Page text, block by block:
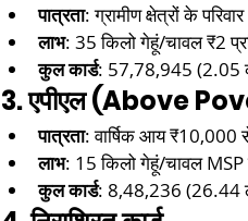
पात्रता: ग्रामीण क्षेत्रों के परिवार
लाभ: 35 किलो गेहूं/चावल ₹2
कुल कार्ड: 57,78,945 (2.05
3. एपीएल (Above
पात्रता: वार्षिक आय ₹10,000
लाभ: 15 किलो गेहूं/चावल
कुल कार्ड: 8,48,236 (26.44